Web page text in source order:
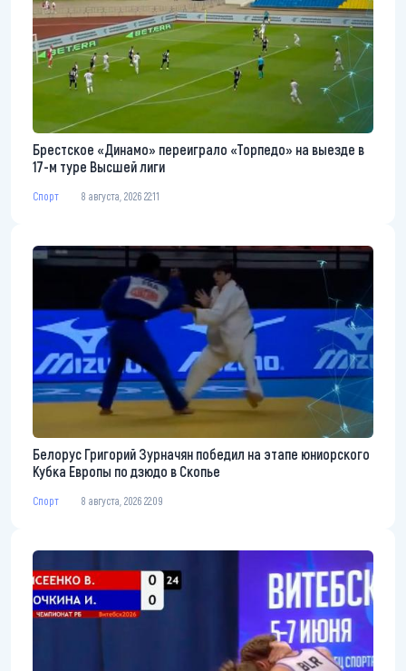
Брестское «Динамо» переиграло «Торпедо» на выезде в
17-м туре Высшей лиги
Спорт 8 августа, 2026 22:11
Белорус Григорий Зурначян победил на этапе юниорского
Кубка Европы по дзюдо в Скопье
Спорт 8 августа, 2026 22:09